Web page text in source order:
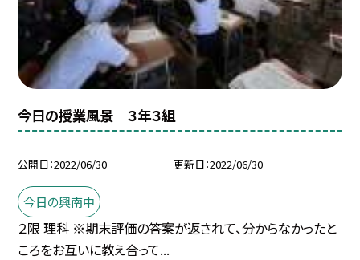
今日の授業風景 ３年３組
公開日 2022/06/30 更新日 2022/06/30
今日の興南中
２限 理科 ※期末評価の答案が返されて、分からなかったと
ころをお互いに教え合って...